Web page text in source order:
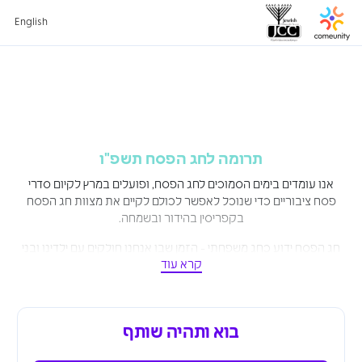
English
תרומה לחג הפסח תשפ"ו
אנו עומדים בימים הסמוכים לחג הפסח, ופועלים במרץ לקיום סדרי
פסח ציבוריים כדי שנוכל לאפשר לכולם לקיים את מצוות חג הפסח
בקפריסין בהידור ובשמחה.
חג הפסח ידוע כחג משפחתי - הזמן שבו אנחנו חולקים עם ילדינו ובני
ביתנו את סיפור יציאת בני ישראל ממצרים.
המדינה.
קרא עוד
בוא ותהיה שותף